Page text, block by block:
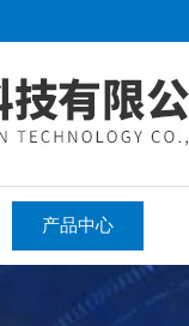
产品中心